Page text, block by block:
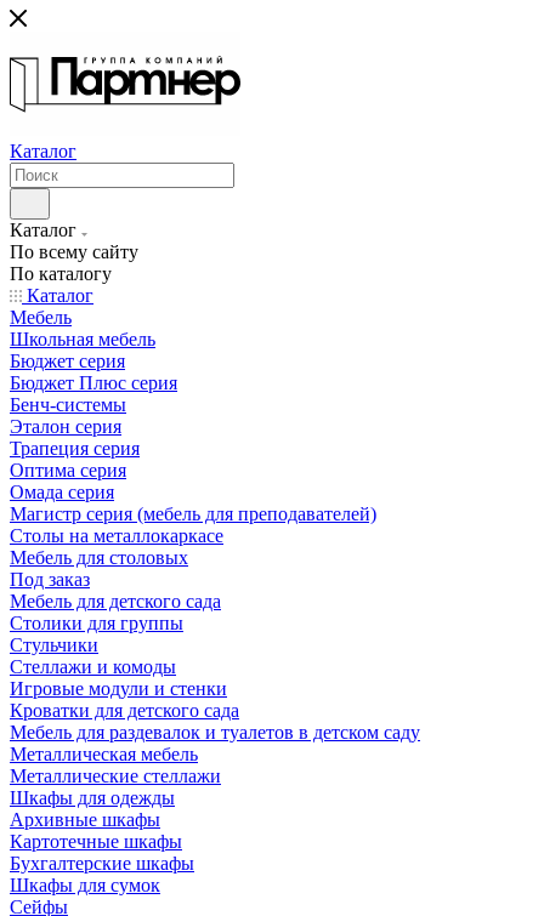
Каталог
Каталог
По всему сайту
По каталогу
Каталог
Мебель
Школьная мебель
Бюджет серия
Бюджет Плюс серия
Бенч-системы
Эталон серия
Трапеция серия
Оптима серия
Омада серия
Магистр серия (мебель для преподавателей)
Столы на металлокаркасе
Мебель для столовых
Под заказ
Мебель для детского сада
Столики для группы
Стульчики
Стеллажи и комоды
Игровые модули и стенки
Кроватки для детского сада
Мебель для раздевалок и туалетов в детском саду
Металлическая мебель
Металлические стеллажи
Шкафы для одежды
Архивные шкафы
Картотечные шкафы
Бухгалтерские шкафы
Шкафы для сумок
Сейфы